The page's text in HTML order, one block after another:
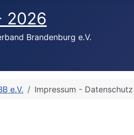
2026
Brandenburg e.V.
e.V. Impressum - Datenschutz